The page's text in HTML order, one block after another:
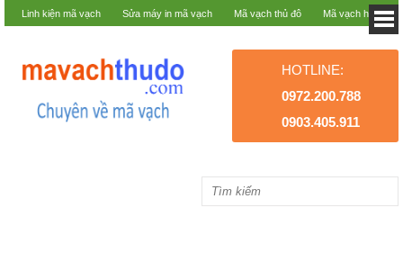
Linh kiện mã vạch Sửa máy in mã vạch Mã vạch thủ đô Mã vạch hà nội
HOTLINE:
0972.200.788
0903.405.911